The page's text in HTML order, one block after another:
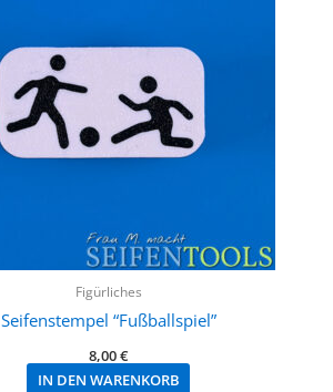
Figürliches
Seifenstempel “Fußballspiel”
8,00€
IN DEN WARENKORB